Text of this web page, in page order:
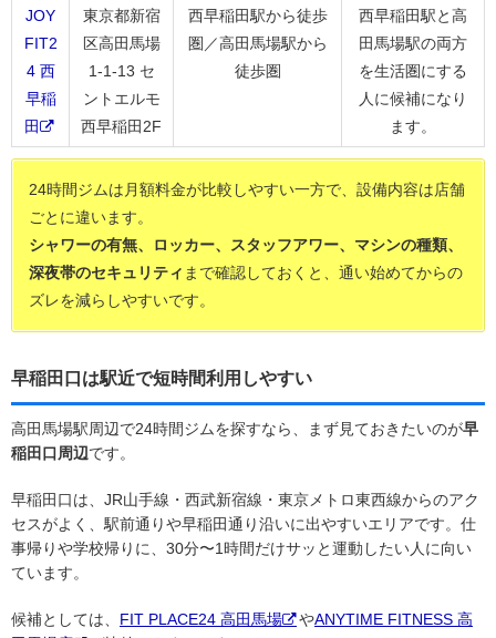
JOY
FIT2
4 西
早稲
田
東京都新宿
区高田馬場
1-1-13 セ
ントエルモ
西早稲田2F
西早稲田駅から徒歩
圏／高田馬場駅から
徒歩圏
西早稲田駅と高
田馬場駅の両方
を生活圏にする
人に候補になり
ます。
24時間ジムは月額料金が比較しやすい一方で、設備内容は店舗
ごとに違います。
シャワーの有無、ロッカー、スタッフアワー、マシンの種類、
深夜帯のセキュリティ まで確認しておくと、通い始めてからの
ズレを減らしやすいです。
早稲田口は駅近で短時間利用しやすい
高田馬場駅周辺で24時間ジムを探すなら、まず見ておきたいのが早
稲田口周辺です。
早稲田口は、JR山手線・西武新宿線・東京メトロ東西線からのアク
セスがよく、駅前通りや早稲田通り沿いに出やすいエリアです。仕
事帰りや学校帰りに、30分〜1時間だけサッと運動したい人に向い
ています。
候補としては、 FIT PLACE24 高田馬場 やANYTIME FITNESS 高